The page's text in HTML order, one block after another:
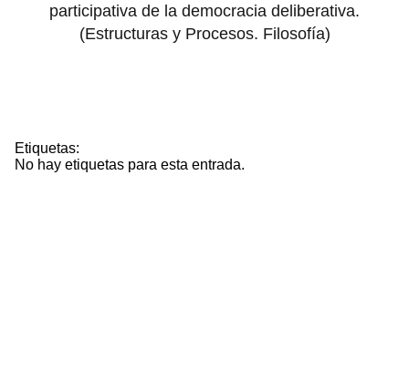
participativa de la democracia deliberativa.
(Estructuras y Procesos. Filosofía)
Etiquetas:
No hay etiquetas para esta entrada.